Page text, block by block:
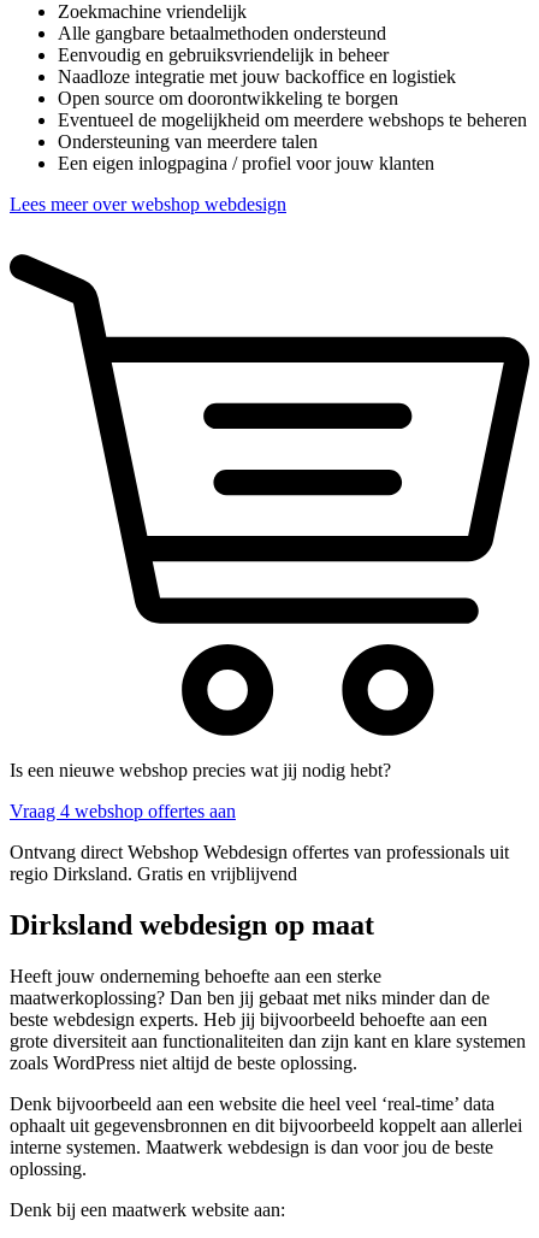
Zoekmachine vriendelijk
Alle gangbare betaalmethoden ondersteund
Eenvoudig en gebruiksvriendelijk in beheer
Naadloze integratie met jouw backoffice en logistiek
Open source om doorontwikkeling te borgen
Eventueel de mogelijkheid om meerdere webshops te beheren
Ondersteuning van meerdere talen
Een eigen inlogpagina / profiel voor jouw klanten
Lees meer over webshop webdesign
Is een nieuwe webshop precies wat jij nodig hebt?
Vraag 4 webshop offertes aan
Ontvang direct Webshop Webdesign offertes van professionals uit
regio Dirksland. Gratis en vrijblijvend
Dirksland webdesign op maat
Heeft jouw onderneming behoefte aan een sterke
maatwerkoplossing? Dan ben jij gebaat met niks minder dan de
beste webdesign experts. Heb jij bijvoorbeeld behoefte aan een
grote diversiteit aan functionaliteiten dan zijn kant en klare systemen
zoals WordPress niet altijd de beste oplossing.
Denk bijvoorbeeld aan een website die heel veel ‘real-time’ data
ophaalt uit gegevensbronnen en dit bijvoorbeeld koppelt aan allerlei
interne systemen. Maatwerk webdesign is dan voor jou de beste
oplossing.
Denk bij een maatwerk website aan: